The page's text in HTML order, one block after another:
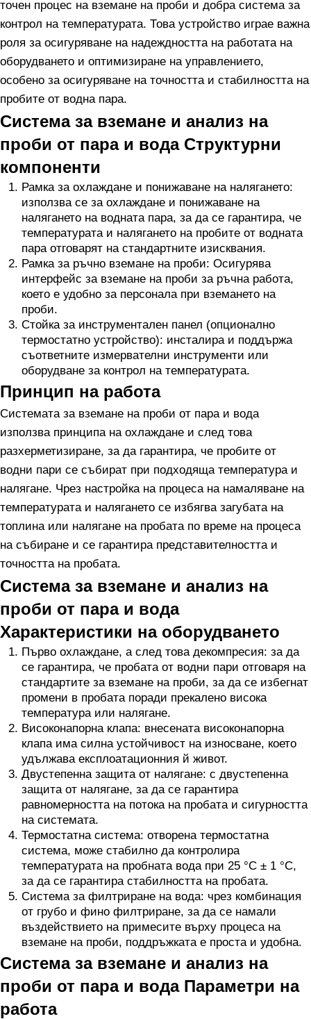
точен процес на вземане на проби и добра система за
контрол на температурата. Това устройство играе важна
роля за осигуряване на надеждността на работата на
оборудването и оптимизиране на управлението,
особено за осигуряване на точността и стабилността на
пробите от водна пара.
Система за вземане и анализ на
проби от пара и вода Структурни
компоненти
Рамка за охлаждане и понижаване на налягането:
използва се за охлаждане и понижаване на
налягането на водната пара, за да се гарантира, че
температурата и налягането на пробите от водната
пара отговарят на стандартните изисквания.
Рамка за ръчно вземане на проби: Осигурява
интерфейс за вземане на проби за ръчна работа,
което е удобно за персонала при вземането на
проби.
Стойка за инструментален панел (опционално
термостатно устройство): инсталира и поддържа
съответните измервателни инструменти или
оборудване за контрол на температурата.
Принцип на работа
Системата за вземане на проби от пара и вода
използва принципа на охлаждане и след това
разхерметизиране, за да гарантира, че пробите от
водни пари се събират при подходяща температура и
налягане. Чрез настройка на процеса на намаляване на
температурата и налягането се избягва загубата на
топлина или налягане на пробата по време на процеса
на събиране и се гарантира представителността и
точността на пробата.
Система за вземане и анализ на
проби от пара и вода
Характеристики на оборудването
Първо охлаждане, а след това декомпресия: за да
се гарантира, че пробата от водни пари отговаря на
стандартите за вземане на проби, за да се избегнат
промени в пробата поради прекалено висока
температура или налягане.
Високонапорна клапа: внесената високонапорна
клапа има силна устойчивост на износване, което
удължава експлоатационния й живот.
Двустепенна защита от налягане: с двустепенна
защита от налягане, за да се гарантира
равномерността на потока на пробата и сигурността
на системата.
Термостатна система: отворена термостатна
система, може стабилно да контролира
температурата на пробната вода при 25 °C ± 1 °C,
за да се гарантира стабилността на пробата.
Система за филтриране на вода: чрез комбинация
от грубо и фино филтриране, за да се намали
въздействието на примесите върху процеса на
вземане на проби, поддръжката е проста и удобна.
Система за вземане и анализ на
проби от пара и вода Параметри на
работа